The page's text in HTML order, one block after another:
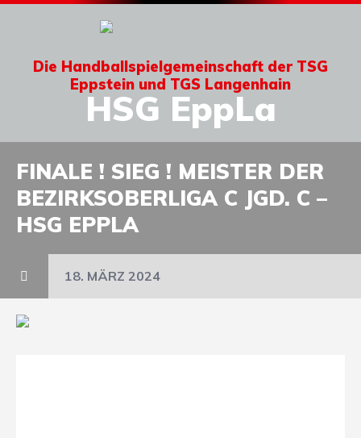
Die Handballspielgemeinschaft der TSG
Eppstein und TGS Langenhain
HSG EppLa
FINALE ! SIEG ! MEISTER DER
BEZIRKSOBERLIGA C JGD. C –
HSG EPPLA
18. MÄRZ 2024